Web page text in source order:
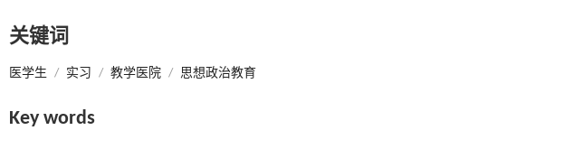
关键词
医学生 / 实习 / 教学医院 / 思想政治教育
Key words